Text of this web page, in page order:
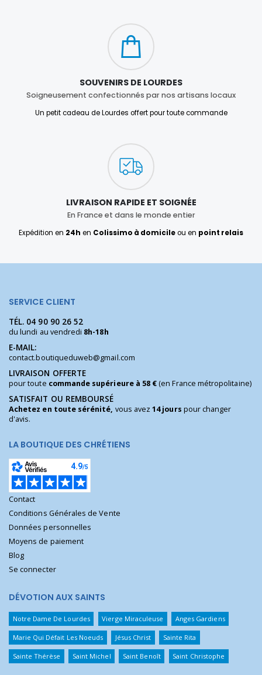
SOUVENIRS DE LOURDES
Soigneusement confectionnés par nos artisans locaux
Un petit cadeau de Lourdes offert pour toute commande
LIVRAISON RAPIDE ET SOIGNÉE
En France et dans le monde entier
Expédition en 24h en Colissimo à domicileou en point relais
SERVICE CLIENT
TÉL. 04 90 90 26 52
du lundi au vendredi 8h-18h
E-MAIL:
contact.boutiqueduweb@gmail.com
LIVRAISON OFFERTE
pour toute commande supérieure à 58 €(en France métropolitaine)
SATISFAIT OU REMBOURSÉ
Achetez en toute sérénité, vous avez14 jours pour changer
d'avis.
LA BOUTIQUE DES CHRÉTIENS
Contact
Conditions Générales de Vente
Données personnelles
Moyens de paiement
Blog
Se connecter
DÉVOTION AUX SAINTS
Notre Dame De Lourdes Vierge Miraculeuse Anges Gardiens
Marie Qui Défait Les Noeuds Jésus Christ Sainte Rita
Sainte Thérèse Saint Michel Saint Benoît Saint Christophe